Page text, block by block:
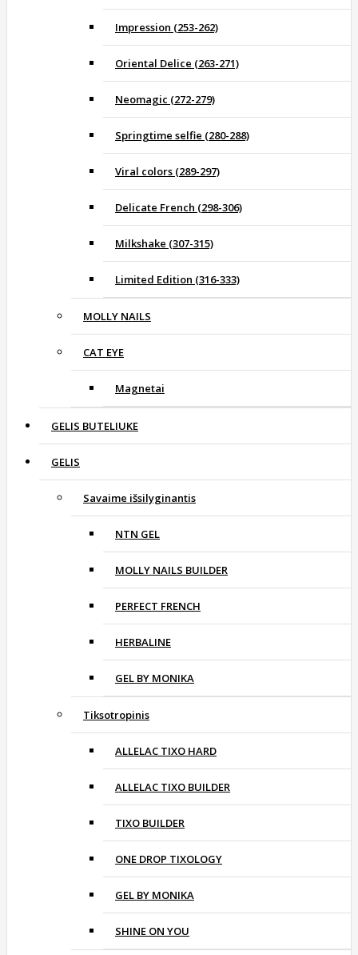
Impression (253-262)
Oriental Delice (263-271)
Neomagic (272-279)
Springtime selfie (280-288)
Viral colors (289-297)
Delicate French (298-306)
Milkshake (307-315)
Limited Edition (316-333)
MOLLY NAILS
CAT EYE
Magnetai
GELIS BUTELIUKE
GELIS
Savaime išsilyginantis
NTN GEL
MOLLY NAILS BUILDER
PERFECT FRENCH
HERBALINE
GEL BY MONIKA
Tiksotropinis
ALLELAC TIXO HARD
ALLELAC TIXO BUILDER
TIXO BUILDER
ONE DROP TIXOLOGY
GEL BY MONIKA
SHINE ON YOU